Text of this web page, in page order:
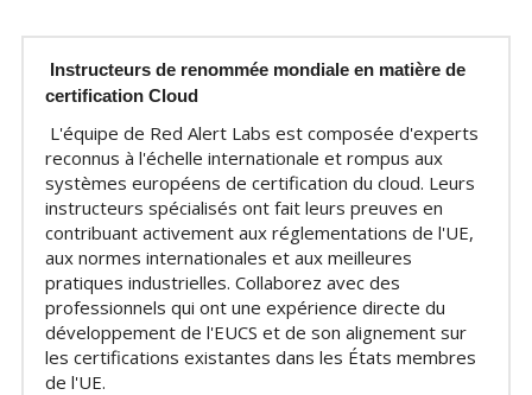
Instructeurs de renommée mondiale en matière de
certification Cloud
L'équipe de Red Alert Labs est composée d'experts
reconnus à l'échelle internationale et rompus aux
systèmes européens de certification du cloud. Leurs
instructeurs spécialisés ont fait leurs preuves en
contribuant activement aux réglementations de l'UE,
aux normes internationales et aux meilleures
pratiques industrielles. Collaborez avec des
professionnels qui ont une expérience directe du
développement de l'EUCS et de son alignement sur
les certifications existantes dans les États membres
de l'UE.